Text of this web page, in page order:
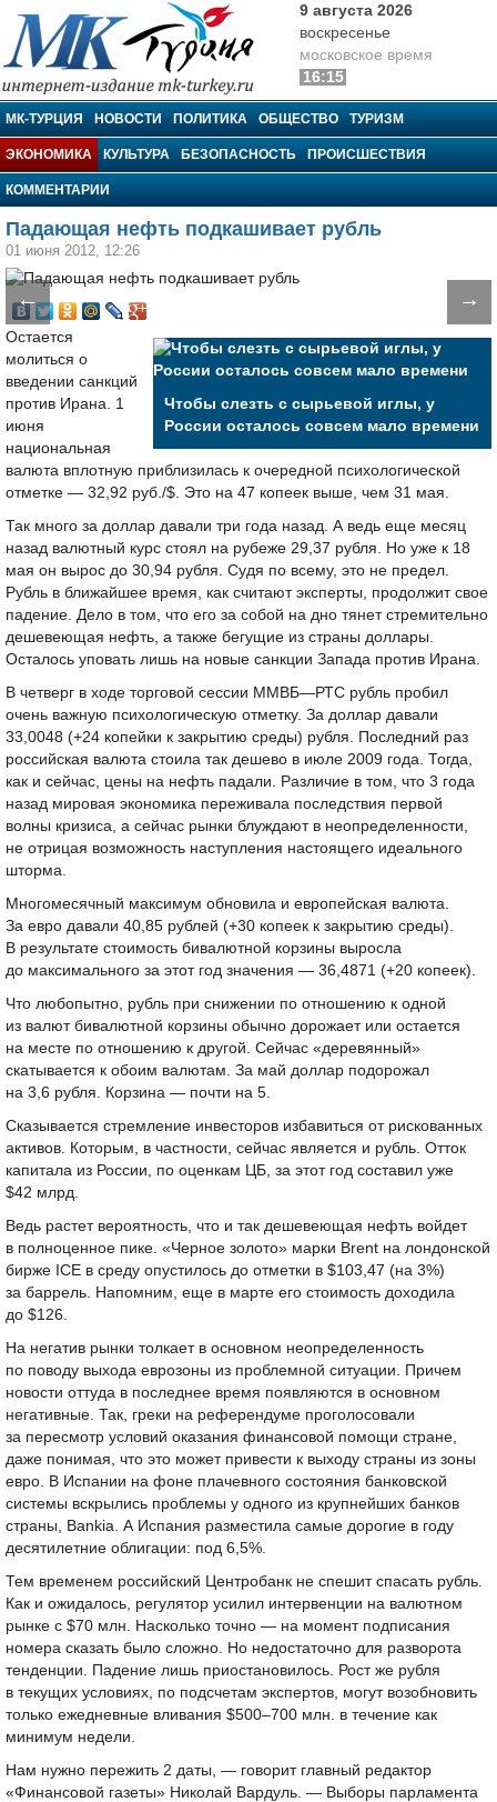
МК-Турция
9 августа 2026
воскресенье
московское время
16:15
МК-ТУРЦИЯ НОВОСТИ ПОЛИТИКА ОБЩЕСТВО ТУРИЗМ
ЭКОНОМИКА КУЛЬТУРА БЕЗОПАСНОСТЬ ПРОИСШЕСТВИЯ
КОММЕНТАРИИ
Падающая нефть подкашивает рубль
01 июня 2012, 12:26
← →
Чтобы слезть с сырьевой иглы, у
России осталось совсем мало времени
Остается
молиться о
введении санкций
против Ирана. 1
июня
национальная
валюта вплотную приблизилась к очередной психологической
отметке — 32,92 руб./$. Это на 47 копеек выше, чем 31 мая.
Так много за доллар давали три года назад. А ведь еще месяц
назад валютный курс стоял на рубеже 29,37 рубля. Но уже к 18
мая он вырос до 30,94 рубля. Судя по всему, это не предел.
Рубль в ближайшее время, как считают эксперты, продолжит свое
падение. Дело в том, что его за собой на дно тянет стремительно
дешевеющая нефть, а также бегущие из страны доллары.
Осталось уповать лишь на новые санкции Запада против Ирана.
В четверг в ходе торговой сессии ММВБ—РТС рубль пробил
очень важную психологическую отметку. За доллар давали
33,0048 (+24 копейки к закрытию среды) рубля. Последний раз
российская валюта стоила так дешево в июле 2009 года. Тогда,
как и сейчас, цены на нефть падали. Различие в том, что 3 года
назад мировая экономика переживала последствия первой
волны кризиса, а сейчас рынки блуждают в неопределенности,
не отрицая возможность наступления настоящего идеального
шторма.
Многомесячный максимум обновила и европейская валюта.
За евро давали 40,85 рублей (+30 копеек к закрытию среды).
В результате стоимость бивалютной корзины выросла
до максимального за этот год значения — 36,4871 (+20 копеек).
Что любопытно, рубль при снижении по отношению к одной
из валют бивалютной корзины обычно дорожает или остается
на месте по отношению к другой. Сейчас «деревянный»
скатывается к обоим валютам. За май доллар подорожал
на 3,6 рубля. Корзина — почти на 5.
Сказывается стремление инвесторов избавиться от рискованных
активов. Которым, в частности, сейчас является и рубль. Отток
капитала из России, по оценкам ЦБ, за этот год составил уже
$42 млрд.
Ведь растет вероятность, что и так дешевеющая нефть войдет
в полноценное пике. «Черное золото» марки Brent на лондонской
бирже ICE в среду опустилось до отметки в $103,47 (на 3%)
за баррель. Напомним, еще в марте его стоимость доходила
до $126.
На негатив рынки толкает в основном неопределенность
по поводу выхода еврозоны из проблемной ситуации. Причем
новости оттуда в последнее время появляются в основном
негативные. Так, греки на референдуме проголосовали
за пересмотр условий оказания финансовой помощи стране,
даже понимая, что это может привести к выходу страны из зоны
евро. В Испании на фоне плачевного состояния банковской
системы вскрылись проблемы у одного из крупнейших банков
страны, Bankia. А Испания разместила самые дорогие в году
десятилетние облигации: под 6,5%.
Тем временем российский Центробанк не спешит спасать рубль.
Как и ожидалось, регулятор усилил интервенции на валютном
рынке с $70 млн. Насколько точно — на момент подписания
номера сказать было сложно. Но недостаточно для разворота
тенденции. Падение лишь приостановилось. Рост же рубля
в текущих условиях, по подсчетам экспертов, могут возобновить
только ежедневные вливания $500–700 млн. в течение как
минимум недели.
Нам нужно пережить 2 даты, — говорит главный редактор
«Финансовой газеты» Николай Вардуль. — Выборы парламента